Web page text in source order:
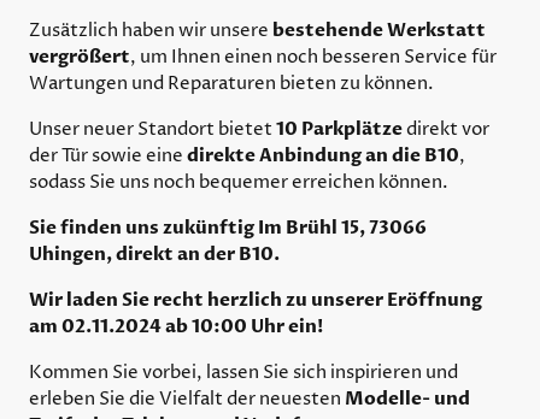
Zusätzlich haben wir unsere bestehende Werkstatt
vergrößert, um Ihnen einen noch besseren Service für
Wartungen und Reparaturen bieten zu können.
Unser neuer Standort bietet 10 Parkplätzedirekt vor
der Tür sowie eine direkte Anbindung an die B10,
sodass Sie uns noch bequemer erreichen können.
Sie finden uns zukünftig Im Brühl 15, 73066
Uhingen, direkt an der B10.
Wir laden Sie recht herzlich zu unserer Eröffnung
am 02.11.2024 ab 10:00 Uhr ein!
Kommen Sie vorbei, lassen Sie sich inspirieren und
erleben Sie die Vielfalt der neuesten Modelle- und